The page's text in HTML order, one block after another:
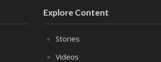
Explore Content
Stories
Videos